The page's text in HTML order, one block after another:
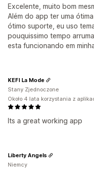
Excelente, muito bom
Além do app ter uma
ótimo suporte, eu uso
pouquissimo tempo
esta funcionando em
Its a great working app
KEFI La Mode
Stany Zjednoczone
Około 4 lata korzystania z
Liberty Angels
Niemcy